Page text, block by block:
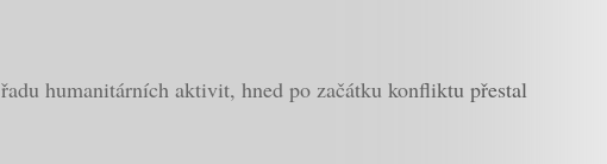
humanitárních aktivit, hned po začátku konfliktu přestal